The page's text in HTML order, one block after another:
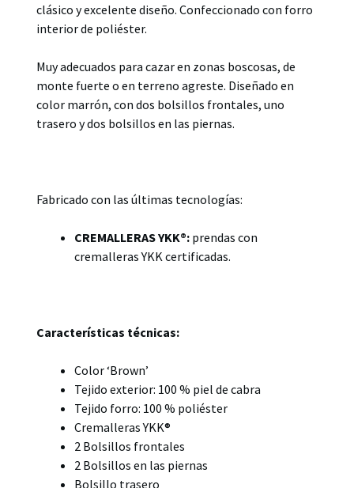
clásico y excelente diseño. Confeccionado con forro
interior de poliéster.
Muy adecuados para cazar en zonas boscosas, de
monte fuerte o en terreno agreste. Diseñado en
color marrón, con dos bolsillos frontales, uno
trasero y dos bolsillos en las piernas.
Fabricado con las últimas tecnologías:
CREMALLERAS YKK®: prendas con
cremalleras YKK certificadas.
Características técnicas:
Color ‘Brown’
Tejido exterior: 100 % piel de cabra
Tejido forro: 100 % poliéster
Cremalleras YKK®
2 Bolsillos frontales
2 Bolsillos en las piernas
Bolsillo trasero